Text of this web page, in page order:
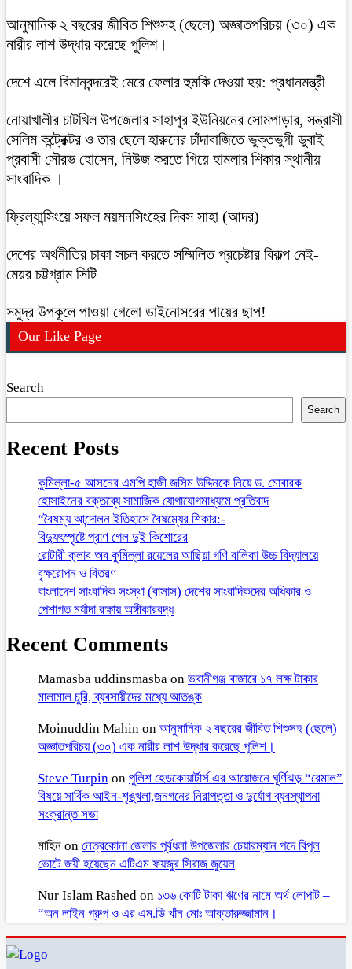
আনুমানিক ২ বছরের জীবিত শিশুসহ (ছেলে) অজ্ঞাতপরিচয় (৩০) এক
নারীর লাশ উদ্ধার করেছে পুলিশ।
দেশে এলে বিমানবন্দরেই মেরে ফেলার হুমকি দেওয়া হয়: প্রধানমন্ত্রী
নোয়াখালীর চাটখিল উপজেলার সাহাপুর ইউনিয়নের সোমপাড়ার, সন্ত্রাসী
সেলিম কন্ট্রেক্টর ও তার ছেলে হারুনের চাঁদাবাজিতে ভুক্তভুগী ডুবাই
প্রবাসী সৌরভ হোসেন, নিউজ করতে গিয়ে হামলার শিকার স্থানীয়
সাংবাদিক ।
ফ্রিল্যান্সিংয়ে সফল ময়মনসিংহের দিবস সাহা (আদর)
দেশের অর্থনীতির চাকা সচল করতে সম্মিলিত প্রচেষ্টার বিকল্প নেই-
মেয়র চট্টগ্রাম সিটি
সমুদ্র উপকূলে পাওয়া গেলো ডাইনোসরের পায়ের ছাপ!
Our Like Page
Search
Search
Recent Posts
কুমিল্লা-৫ আসনের এমপি হাজী জসিম উদ্দিনকে নিয়ে ড. মোবারক
হোসাইনের বক্তব্যে সামাজিক যোগাযোগমাধ্যমে প্রতিবাদ
“বৈষম্য আন্দোলন ইতিহাসে বৈষম্যের শিকার:-
বিদ্যুৎস্পৃষ্টে প্রাণ গেল দুই কিশোরের
রোটারী ক্লাব অব কুমিল্লা রয়েলের আছিয়া গণি বালিকা উচ্চ বিদ্যালয়ে
বৃক্ষরোপন ও বিতরণ
বাংলাদেশ সাংবাদিক সংস্থা (বাসাস) দেশের সাংবাদিকদের অধিকার ও
পেশাগত মর্যাদা রক্ষায় অঙ্গীকারবদ্ধ
Recent Comments
Mamasba uddinsmasba on ভবানীগঞ্জ বাজারে ১৭ লক্ষ টাকার
মালামাল চুরি, ব্যবসায়ীদের মধ্যে আতঙ্ক
Moinuddin Mahin on আনুমানিক ২ বছরের জীবিত শিশুসহ (ছেলে)
অজ্ঞাতপরিচয় (৩০) এক নারীর লাশ উদ্ধার করেছে পুলিশ।
Steve Turpin on পুলিশ হেডকোয়ার্টার্স এর আয়োজনে ঘূর্ণিঝড় “রেমাল”
বিষয়ে সার্বিক আইন-শৃঙ্খলা,জনগনের নিরাপত্তা ও দুর্যোগ ব্যবস্থাপনা
সংক্রান্ত সভা
মাহিন on নেত্রকোনা জেলার পূর্বধলা উপজেলার চেয়ারম্যান পদে বিপুল
ভোটে জয়ী হয়েছেন এটিএম ফয়জুর সিরাজ জুয়েল
Nur Islam Rashed on ১৩৬ কোটি টাকা ঋণের নামে অর্থ লোপাট –
“অন লাইন গ্রুপ ও এর এম.ডি খাঁন মোঃ আক্তারুজ্জামান।